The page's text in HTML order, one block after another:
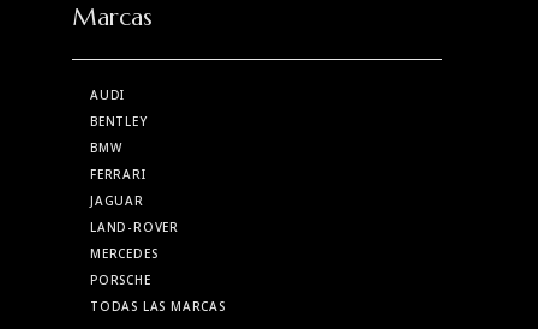
Marcas
AUDI
BENTLEY
BMW
FERRARI
JAGUAR
LAND-ROVER
MERCEDES
PORSCHE
TODAS LAS MARCAS